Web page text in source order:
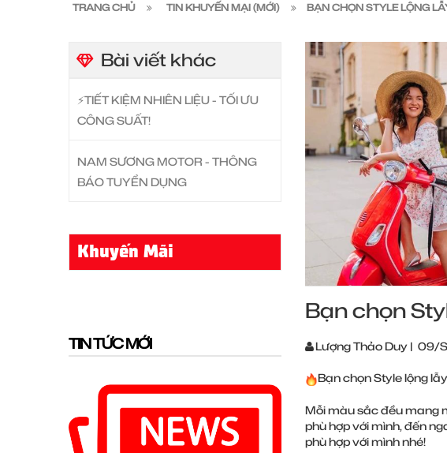
TRANG CHỦ TIN KHUYẾN MẠI (MỚI) BẠN CHỌN STYLE LỘNG
Bài viết khác
⚡️TIẾT KIỆM NHIÊN LIỆU - TỐI ƯU
CÔNG SUẤT!
NAM SƯƠNG MOTOR - THÔNG
BÁO TUYỂN DỤNG
Khuyến Mãi
TIN TỨC MỚI
Bạn chọn
Lượng Thảo Duy | 09/
Bạn chọn Style lộng
Mỗi màu sắc đều mang
phù hợp với mình, đến
phù hợp với mình nhé!